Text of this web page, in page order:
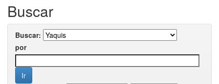
Buscar
Buscar:
por